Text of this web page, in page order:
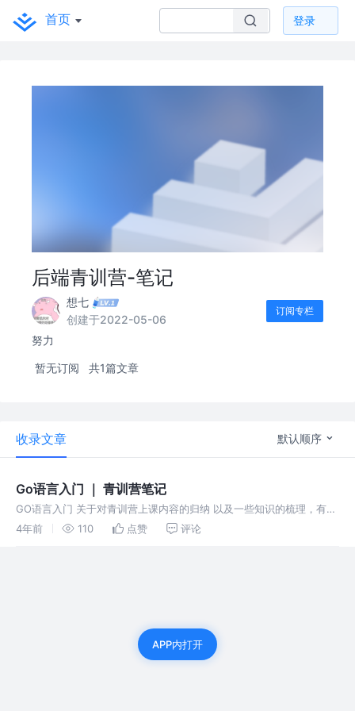
首页 登录
后端青训营-笔记
想七
创建于2022-05-06
订阅专栏
努力
暂无订阅 共1篇文章
收录文章 默认顺序
Go语言入门 ｜ 青训营笔记
GO语言入门 关于对青训营上课内容的归纳 以及一些知识的梳理，有很
多东西需要继续复习研究等如后面几个的知识面还需继续探索
4年前 110 点赞 评论
APP内打开